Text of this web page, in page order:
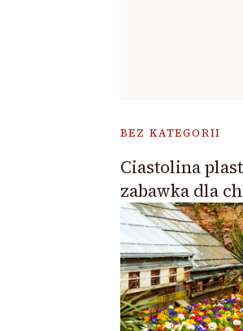
BEZ KATEGORII
Ciastolina
zabawka dla